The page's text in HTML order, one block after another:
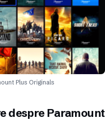
Plus Originals
despre Paramount